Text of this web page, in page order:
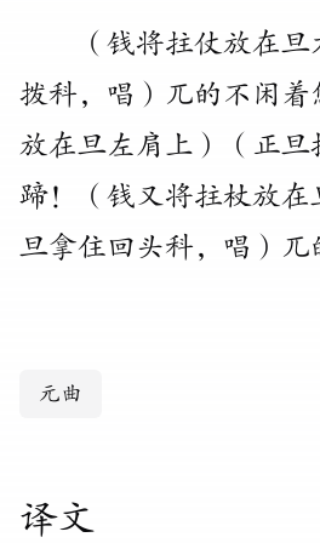
（ 钱将拄仗放在旦
拨科， 唱 ） 兀的不闲着
放在旦左肩上 ） （ 正旦
蹄！ （ 钱又将拄杖放在
旦拿住回头科， 唱 ） 兀
元曲
译文